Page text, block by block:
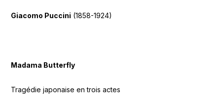
Giacomo Puccini (1858-1924)
Madama Butterfly
Tragédie japonaise en trois actes